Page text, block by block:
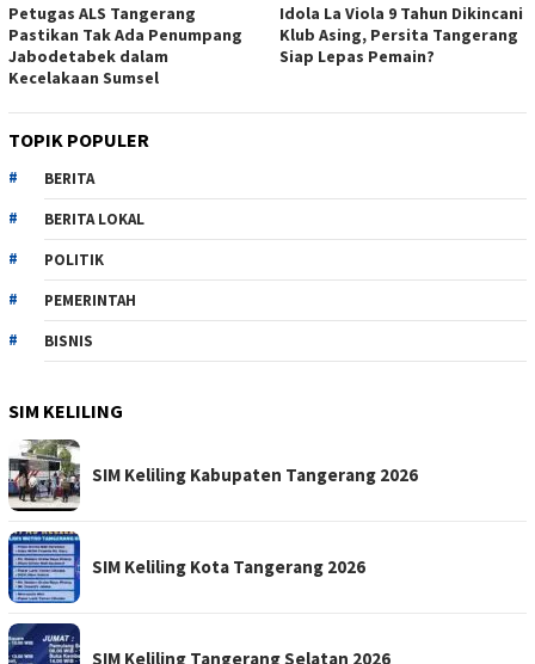
Petugas ALS Tangerang
Pastikan Tak Ada Penumpang
Jabodetabek dalam
Kecelakaan Sumsel
Idola La Viola 9 Tahun Dikincani
Klub Asing, Persita Tangerang
Siap Lepas Pemain?
TOPIK POPULER
BERITA
BERITA LOKAL
POLITIK
PEMERINTAH
BISNIS
SIM KELILING
SIM Keliling Kabupaten Tangerang 2026
SIM Keliling Kota Tangerang 2026
SIM Keliling Tangerang Selatan 2026